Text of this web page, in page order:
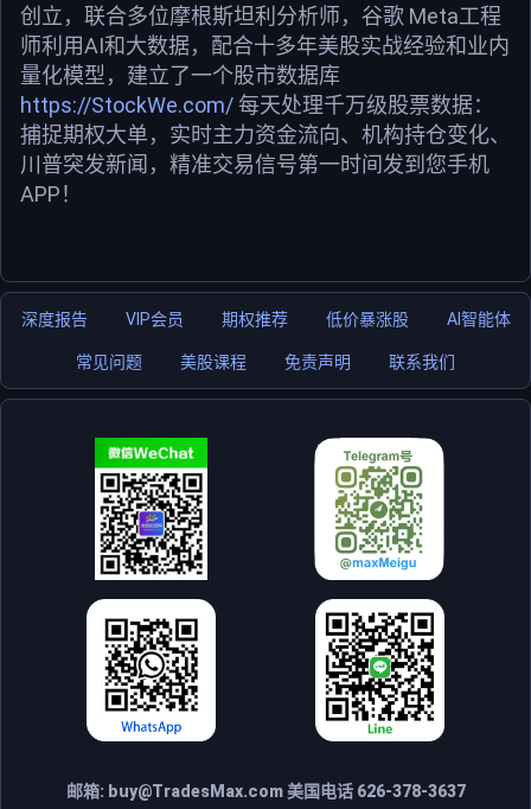
创立，联合多位摩根斯坦利分析师，谷歌 Meta工程
师利用AI和大数据，配合十多年美股实战经验和业内
量化模型，建立了一个股市数据库
https://StockWe.com/每天处理千万级股票数据：
捕捉期权大单，实时主力资金流向、机构持仓变化、
川普突发新闻，精准交易信号第一时间发到您手机
APP！
深度报告 VIP会员 期权推荐 低价暴涨股 AI智能体
常见问题 美股课程 免责声明 联系我们
邮箱: buy@TradesMax.com美国电话 626-378-3637